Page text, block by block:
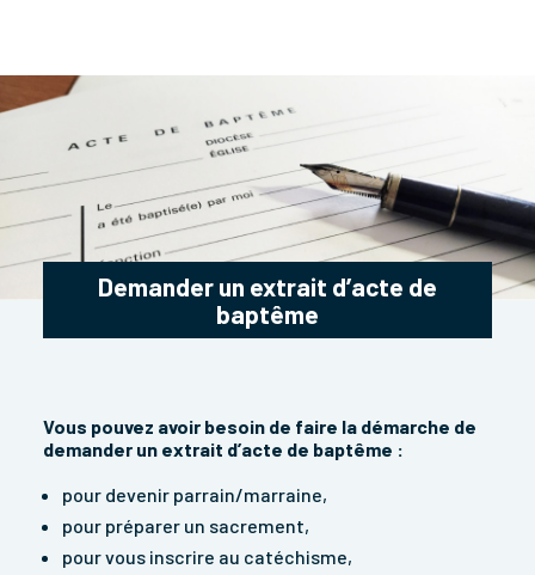
Demander un extrait d’acte de
baptême
Vous pouvez avoir besoin de faire la démarche de
demander un extrait d’acte de baptême :
pour devenir parrain/marraine,
pour préparer un sacrement,
pour vous inscrire au catéchisme,